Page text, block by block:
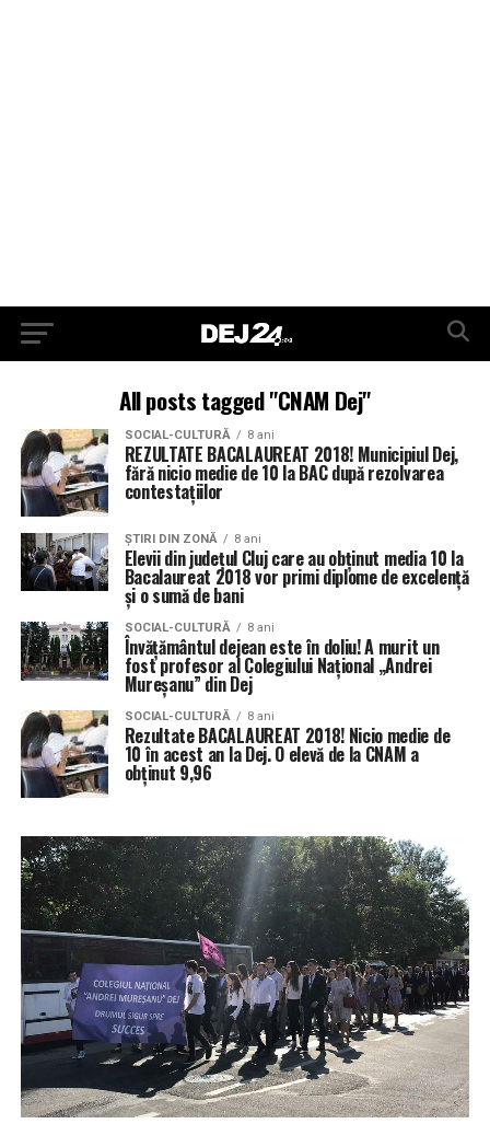
All posts tagged "CNAM Dej"
SOCIAL-CULTURĂ 8 ani
REZULTATE BACALAUREAT 2018! Municipiul Dej,
fără nicio medie de 10 la BAC după rezolvarea
contestațiilor
ŞTIRI DIN ZONĂ 8 ani
Elevii din județul Cluj care au obținut media 10 la
Bacalaureat 2018 vor primi diplome de excelență
și o sumă de bani
SOCIAL-CULTURĂ 8 ani
Învățământul dejean este în doliu! A murit un
fost profesor al Colegiului Național „Andrei
Mureșanu” din Dej
SOCIAL-CULTURĂ 8 ani
Rezultate BACALAUREAT 2018! Nicio medie de
10 în acest an la Dej. O elevă de la CNAM a
obținut 9,96